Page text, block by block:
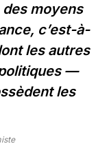
moyens
c’est-à-
les autres
—
les